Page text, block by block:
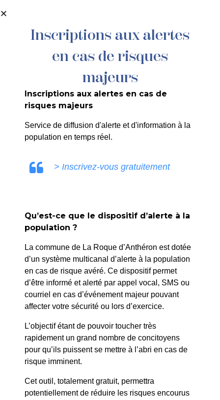
principal
Accueil>
Inscriptions aux alertes
en cas de risques
majeurs
Inscriptions aux alertes en cas de
risques majeurs
Service de diffusion d'alerte et d'information à la
population en temps réel.
> Inscrivez-vous gratuitement
Qu’est-ce que le dispositif d’alerte à la
population ?
La commune de La Roque d’Anthéron est dotée
d’un système multicanal d’alerte à la population
en cas de risque avéré. Ce dispositif permet
d’être informé et alerté par appel vocal, SMS ou
courriel en cas d’événement majeur pouvant
affecter votre sécurité ou lors d’exercice.
L’objectif étant de pouvoir toucher très
rapidement un grand nombre de concitoyens
pour qu’ils puissent se mettre à l’abri en cas de
risque imminent.
Cet outil, totalement gratuit, permettra
potentiellement de réduire les risques encourus